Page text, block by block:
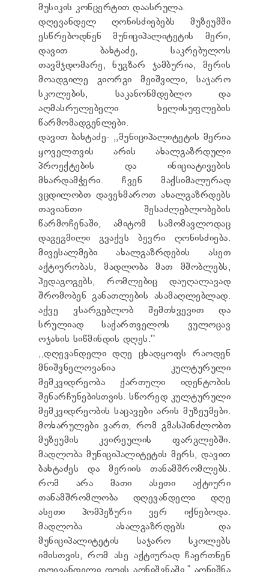
მუსიკის კონცერტით დაასრულა.
დღევანდელ ღონისძიებებს მუზეუმში
ესწრებოდნენ მუნიციპალიტეტის მერი,
დავით ბახტაძე, საკრებულოს
თავმჯდომარე, ნუგზარ ჯამბურია, მერის
მოადგილე გიორგი მეიშვილი, საჯარო
სკოლების, საკანონმდებლო და
აღმასრულებელი ხელისუფლების
წარმომადგენლები.
დავით ბახტაძე- ,,მუნიციპალიტეტის მერია
ყოველთვის არის ახალგაზრდული
პროექტების და ინიციატივების
მხარდამჭერი. ჩვენ მაქსიმალურად
ვცდილობთ დავეხმაროთ ახალგაზრდებს
თავიანთი შესაძლებლობების
წარმოჩენაში, ამიტომ სამომავლოდაც
დაგეგმილი გვაქვს ბევრი ღონისძიება.
მივესალმები ახალგაზრდების ასეთ
აქტიურობას, მადლობა მათ მშობლებს,
პედაგოგებს, რომლებიც დაუღალავად
შრომობენ განათლების ასამაღლებლად.
აქვე ვსარგებლობ შემთხვევით და
სრულიად საქართველოს ვულოცავ
ოჯახის სიწმინდის დღეს.''
,,დღევანდელი დღე ცხადყოფს რაოდენ
მნიშვნელოვანია კულტურული
მემკვიდრეობა ქართული იდენტობის
შენარჩუნებისთვის. სწორედ კულტურული
მემკვიდრეობის საცავები არის მუზეუმები.
მოხარულები ვართ, რომ გმასპინძლობთ
მუზეუმის კვირეულის ფარგლებში.
მადლობა მუნიციპალიტეტის მერს, დავით
ბახტაძეს და მერიის თანამშრომლებს.
რომ არა მათი ასეთი აქტიური
თანამშრომლობა დღევანდელი დღე
ასეთი პომპეზური ვერ იქნებოდა.
მადლობა ახალგაზრდებს და
მუნიციპალიტეტის საჯარო სკოლებს
იმისთვის, რომ ასე აქტიურად ჩაერთნენ